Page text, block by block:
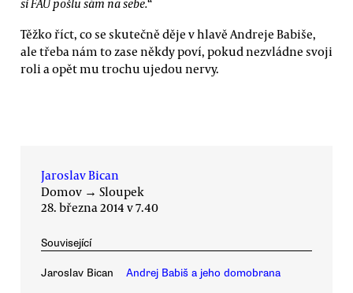
Těžko říct, co se skutečně děje v hlavě Andreje Babiše,
ale třeba nám to zase někdy poví, pokud nezvládne svoji
roli a opět mu trochu ujedou nervy.
Jaroslav Bican
Domov → Sloupek
28. března 2014 v 7.40
Související
Jaroslav Bican Andrej Babiš a jeho domobrana